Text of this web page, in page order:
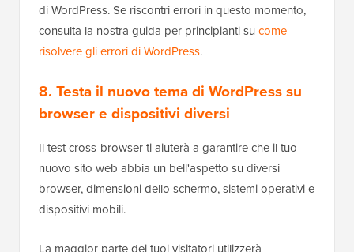
di WordPress. Se riscontri errori in questo momento,
consulta la nostra guida per principianti su come
risolvere gli errori di WordPress.
8. Testa il nuovo tema di WordPress su
browser e dispositivi diversi
Il test cross-browser ti aiuterà a garantire che il tuo
nuovo sito web abbia un bell'aspetto su diversi
browser, dimensioni dello schermo, sistemi operativi e
dispositivi mobili.